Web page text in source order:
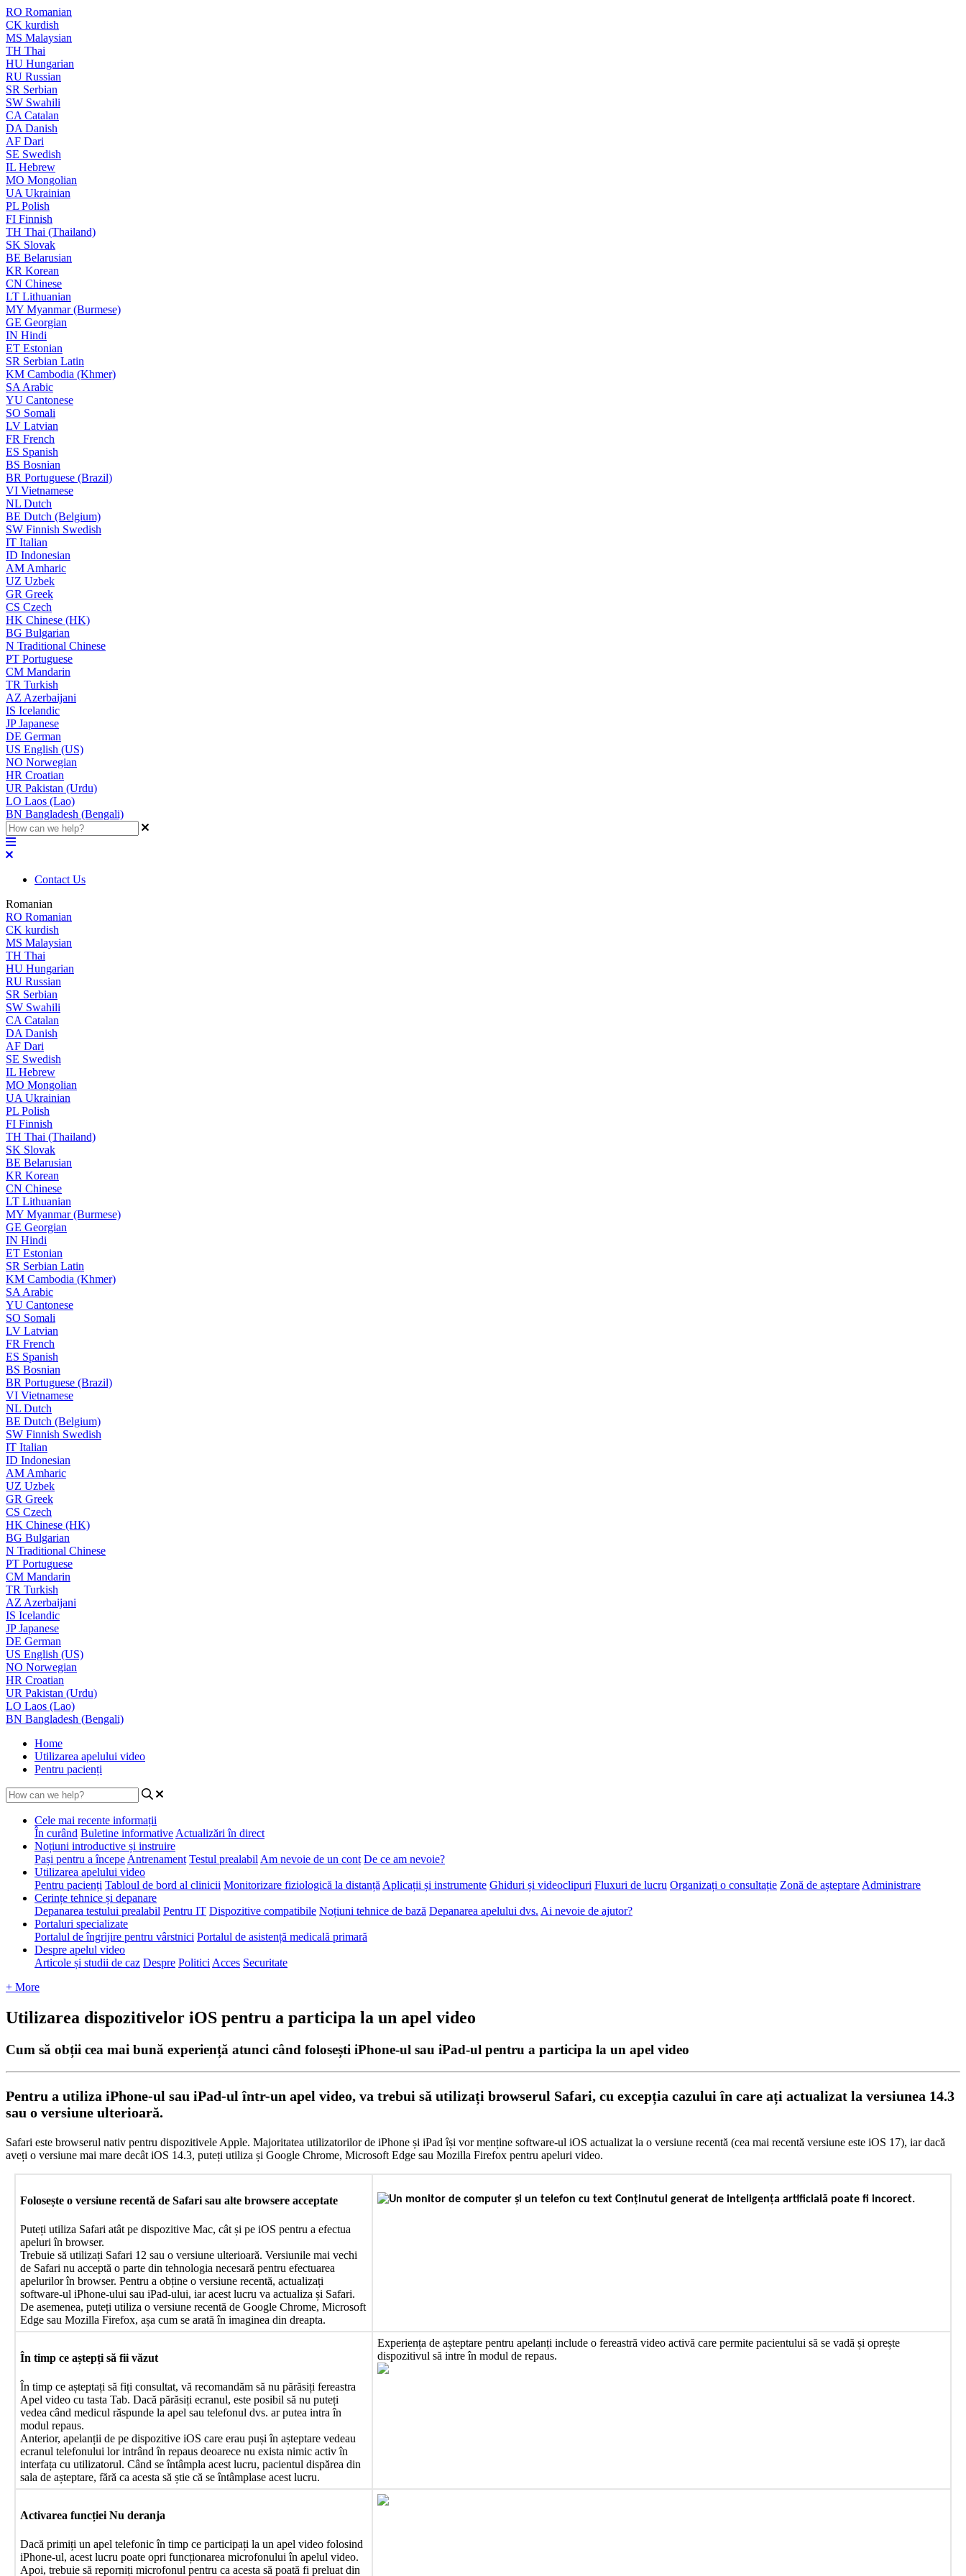
RO Romanian
CK kurdish
MS Malaysian
TH Thai
HU Hungarian
RU Russian
SR Serbian
SW Swahili
CA Catalan
DA Danish
AF Dari
SE Swedish
IL Hebrew
MO Mongolian
UA Ukrainian
PL Polish
FI Finnish
TH Thai (Thailand)
SK Slovak
BE Belarusian
KR Korean
CN Chinese
LT Lithuanian
MY Myanmar (Burmese)
GE Georgian
IN Hindi
ET Estonian
SR Serbian Latin
KM Cambodia (Khmer)
SA Arabic
YU Cantonese
SO Somali
LV Latvian
FR French
ES Spanish
BS Bosnian
BR Portuguese (Brazil)
VI Vietnamese
NL Dutch
BE Dutch (Belgium)
SW Finnish Swedish
IT Italian
ID Indonesian
AM Amharic
UZ Uzbek
GR Greek
CS Czech
HK Chinese (HK)
BG Bulgarian
N Traditional Chinese
PT Portuguese
CM Mandarin
TR Turkish
AZ Azerbaijani
IS Icelandic
JPJapanese
DE German
US English (US)
NO Norwegian
HR Croatian
UR Pakistan (Urdu)
LO Laos (Lao)
BN Bangladesh (Bengali)
Contact Us
Romanian
RO Romanian
CK kurdish
MS Malaysian
TH Thai
HU Hungarian
RU Russian
SR Serbian
SW Swahili
CA Catalan
DA Danish
AF Dari
SE Swedish
IL Hebrew
MO Mongolian
UA Ukrainian
PL Polish
FI Finnish
TH Thai (Thailand)
SK Slovak
BE Belarusian
KR Korean
CN Chinese
LT Lithuanian
MY Myanmar (Burmese)
GE Georgian
IN Hindi
ET Estonian
SR Serbian Latin
KM Cambodia (Khmer)
SA Arabic
YU Cantonese
SO Somali
LV Latvian
FR French
ES Spanish
BS Bosnian
BR Portuguese (Brazil)
VI Vietnamese
NL Dutch
BE Dutch (Belgium)
SW Finnish Swedish
IT Italian
ID Indonesian
AM Amharic
UZ Uzbek
GR Greek
CS Czech
HK Chinese (HK)
BG Bulgarian
N Traditional Chinese
PT Portuguese
CM Mandarin
TR Turkish
AZ Azerbaijani
IS Icelandic
JPJapanese
DE German
US English (US)
NO Norwegian
HR Croatian
UR Pakistan (Urdu)
LO Laos (Lao)
BN Bangladesh (Bengali)
Home
Utilizarea apelului video
Pentru pacienți
Cele mai recente informații
În curând Buletine informative Actualizări în direct
Noțiuni introductive și instruire
Pași pentru a începe Antrenament Testul prealabil Am nevoie de un cont De ce am nevoie?
Utilizarea apelului video
Pentru pacienți Tabloul de bord al clinicii Monitorizare fiziologică la distanță Aplicații și instrumente Ghiduri și videoclipuri Fluxuri de lucru Organizați o consultație Zonă de așteptare Administrare
Cerințe tehnice și depanare
Depanarea testului prealabil Pentru IT Dispozitive compatibile Noțiuni tehnice de bază Depanarea apelului dvs. Ai nevoie de ajutor?
Portaluri specializate
Portalul de îngrijire pentru vârstnici Portalul de asistență medicală primară
Despre apelul video
Articole și studii de caz Despre Politici Acces Securitate
+ More
Utilizarea dispozitivelor iOS pentru a participa la un apel video
Cum să obții cea mai bună experiență atunci când folosești iPhone-ul sau iPad-ul pentru a participa la un apel video
Pentru a utiliza iPhone-ul sau iPad-ul într-un apel video, va trebui să utilizați browserul Safari, cu excepția cazului în care ați actualizat la versiunea 14.3
sau o versiune ulterioară.
Safari este browserul nativ pentru dispozitivele Apple. Majoritatea utilizatorilor de iPhone și iPad își vor menține software-ul iOS actualizat la o versiune recentă (cea mai recentă versiune este iOS 17), iar dacă
aveți o versiune mai mare decât iOS 14.3, puteți utiliza și Google Chrome, Microsoft Edge sau Mozilla Firefox pentru apeluri video.
Folosește o versiune recentă de Safari sau alte browsere acceptate
Puteți utiliza Safari atât pe dispozitive Mac, cât și pe iOS pentru a efectua
apeluri în browser.
Trebuie să utilizați Safari 12 sau o versiune ulterioară. Versiunile mai vechi
de Safari nu acceptă o parte din tehnologia necesară pentru efectuarea
apelurilor în browser. Pentru a obține o versiune recentă, actualizați
software-ul iPhone-ului sau iPad-ului, iar acest lucru va actualiza și Safari.
De asemenea, puteți utiliza o versiune recentă de Google Chrome, Microsoft
Edge sau Mozilla Firefox, așa cum se arată în imaginea din dreapta.
În timp ce aștepți să fii văzut
În timp ce așteptați să fiți consultat, vă recomandăm să nu părăsiți fereastra
Apel video cu tasta Tab. Dacă părăsiți ecranul, este posibil să nu puteți
vedea când medicul răspunde la apel sau telefonul dvs. ar putea intra în
modul repaus.
Anterior, apelanții de pe dispozitive iOS care erau puși în așteptare vedeau
ecranul telefonului lor intrând în repaus deoarece nu exista nimic activ în
interfața cu utilizatorul. Când se întâmpla acest lucru, pacientul dispărea din
sala de așteptare, fără ca acesta să știe că se întâmplase acest lucru.
Experiența de așteptare pentru apelanți include o fereastră video activă care permite pacientului să se vadă și oprește
dispozitivul să intre în modul de repaus.
Activarea funcției Nu deranja
Dacă primiți un apel telefonic în timp ce participați la un apel video folosind
iPhone-ul, acest lucru poate opri funcționarea microfonului în apelul video.
Apoi, trebuie să reporniți microfonul pentru ca acesta să poată fi preluat din